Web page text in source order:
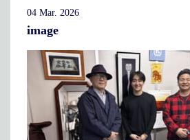
Q&A
ふるさと納税
リボーン
ニュース イン
社長ブログ スタ
メディア掲載
採用情報
新卒採用 店舗概要
アクセス
JP EN
04 Mar. 2026
image